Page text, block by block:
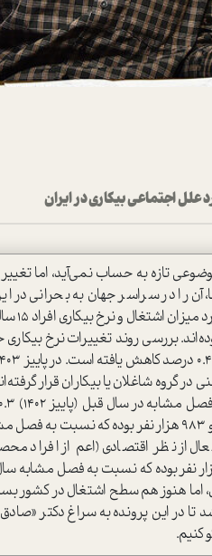
اجتماعی بیکاری در ایران
تازه به حساب نمی‌آید، اما
آن را در سراسر جهان به بحرانی
بررسی روند تغییرات نرخ
در گروه شاغلان یا بیکاران قرار
نظر اقتصادی (اعم از افراد محصل،
هنوز هم سطح اشتغال در کشور
تا در این پرونده به سراغ دکتر
کنیم.